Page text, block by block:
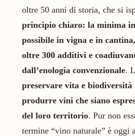
oltre 50 anni di storia, che si
principio chiaro: la minima
possibile in vigna e in
oltre 300 additivi e
dall’enologia convenzionale.
preservare vita e biodiversità
produrre vini che siano
del loro territorio. Pur non
termine “vino naturale” è oggi